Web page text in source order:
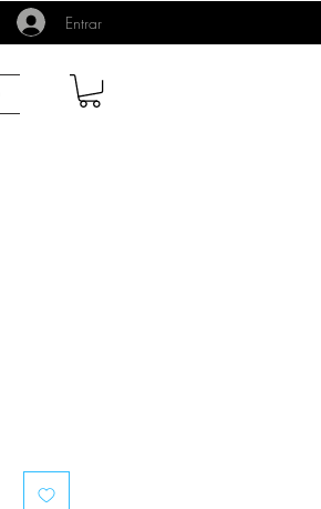
Entrar